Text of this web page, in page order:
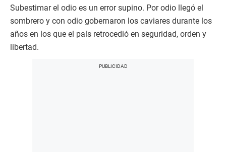
Subestimar el odio es un error supino. Por odio llegó el
sombrero y con odio gobernaron los caviares durante los
años en los que el país retrocedió en seguridad, orden y
libertad.